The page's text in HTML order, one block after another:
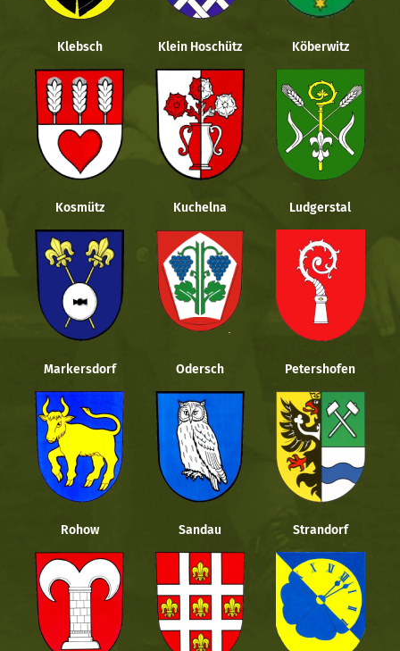
Klebsch Klein Hoschütz Köberwitz
Kosmütz Kuchelna Ludgerstal
Markersdorf Odersch Petershofen
Rohow Sandau Strandorf